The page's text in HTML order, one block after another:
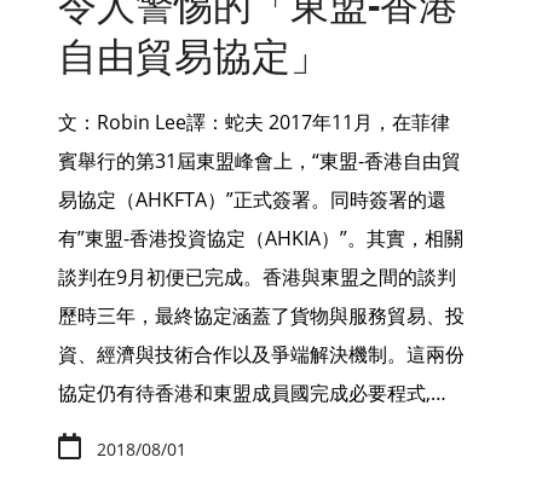
自由貿易協定」
文：Robin Lee譯：蛇夫 2017年11月，在菲律
賓舉行的第31屆東盟峰會上，“東盟-香港自由貿
易協定（AHKFTA）”正式簽署。同時簽署的還
有”東盟-香港投資協定（AHKIA）”。其實，相關
談判在9月初便已完成。香港與東盟之間的談判
歷時三年，最終協定涵蓋了貨物與服務貿易、投
資、經濟與技術合作以及爭端解決機制。這兩份
協定仍有待香港和東盟成員國完成必要程式,…
2018/08/01